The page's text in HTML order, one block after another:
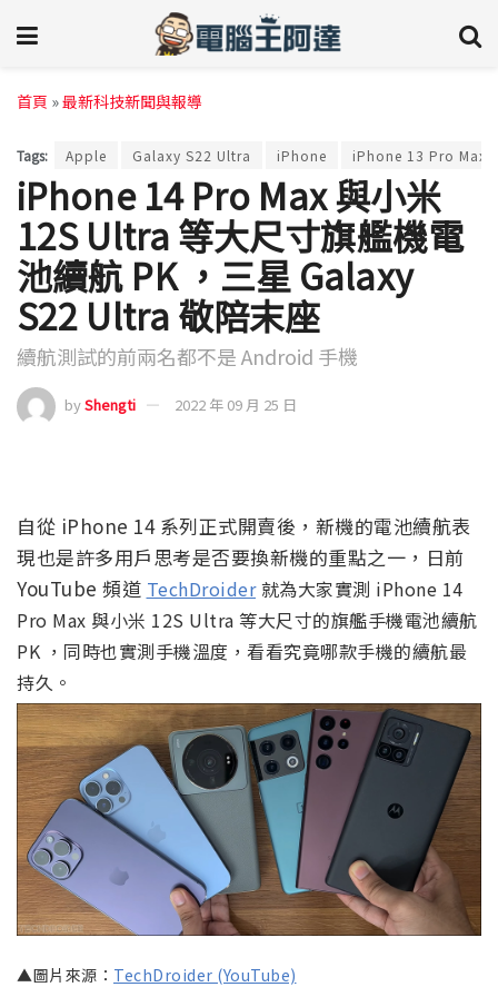
首頁 »最新科技新聞與報導
Tags: Apple Galaxy S22 Ultra iPhone iPhone 13 Pro Max
iPhone 14 Pro Max 與小米
12S Ultra 等大尺寸旗艦機電
池續航 PK ，三星 Galaxy
S22 Ultra 敬陪末座
續航測試的前兩名都不是 Android 手機
byShengti 2022 年 09 月 25 日
自從 iPhone 14 系列正式開賣後，新機的電池續航表
現也是許多用戶思考是否要換新機的重點之一，日前
YouTube 頻道 TechDroider就為大家實測 iPhone 14
Pro Max 與小米 12S Ultra 等大尺寸的旗艦手機電池續航
PK ，同時也實測手機溫度，看看究竟哪款手機的續航最
持久。
▲圖片來源： TechDroider (YouTube)